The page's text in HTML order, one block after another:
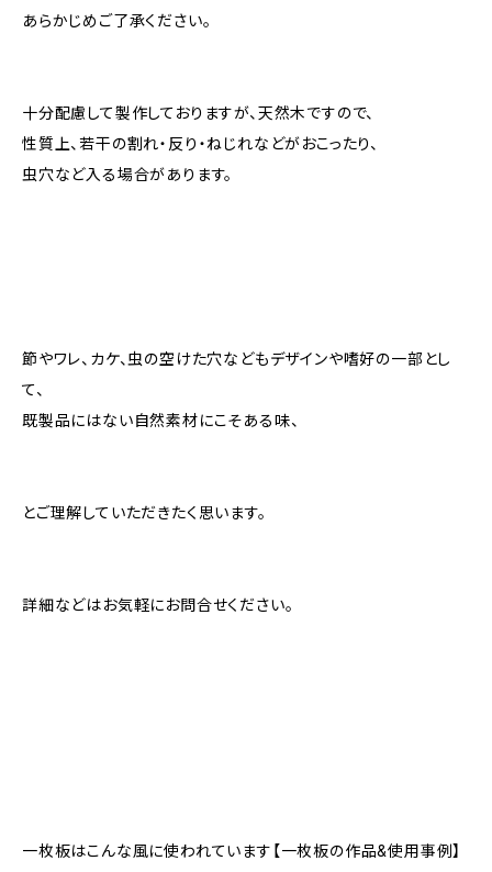
あらかじめご了承ください。
十分配慮して製作しておりますが、天然木ですので、
性質上、若干の割れ・反り・ねじれなどがおこったり、
虫穴など入る場合があります。
節やワレ、カケ、虫の空けた穴などもデザインや嗜好の一部とし
て、
既製品にはない自然素材にこそある味、
とご理解していただきたく思います。
詳細などはお気軽にお問合せください。
一枚板はこんな風に使われています【一枚板の作品&使用事例】